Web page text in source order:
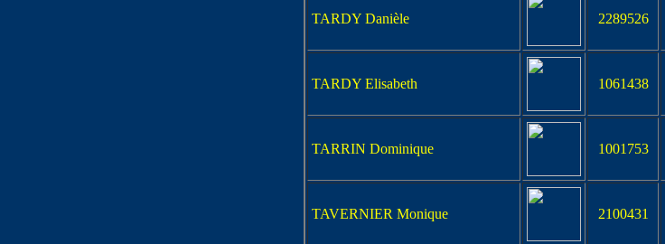
TARDY Danièle 2289526
TARDY Elisabeth 1061438
TARRIN Dominique 1001753
TAVERNIER Monique 2100431